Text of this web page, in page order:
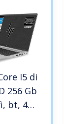
I5 di
256 Gb
bt, 4